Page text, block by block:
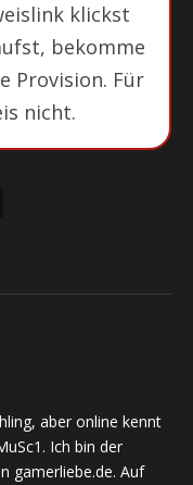
klickst
bekomme
Provision. Für
nicht.
aber online kennt
Ich bin der
gamerliebe.de. Auf